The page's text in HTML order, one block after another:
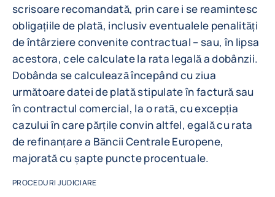
scrisoare recomandată, prin care i se reamintesc
obligațiile de plată, inclusiv eventualele penalități
de întârziere convenite contractual – sau, în lipsa
acestora, cele calculate la rata legală a dobânzii.
Dobânda se calculează începând cu ziua
următoare datei de plată stipulate în factură sau
în contractul comercial, la o rată, cu excepția
cazului în care părțile convin altfel, egală cu rata
de refinanțare a Băncii Centrale Europene,
majorată cu șapte puncte procentuale.
PROCEDURI JUDICIARE